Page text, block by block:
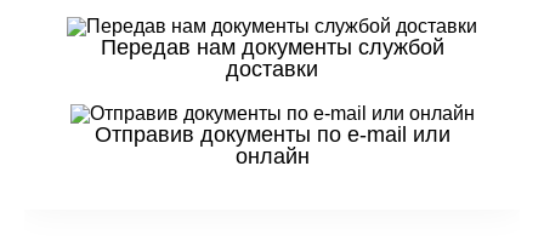
Передав нам документы службой
доставки
Отправив документы по e-mail или
онлайн